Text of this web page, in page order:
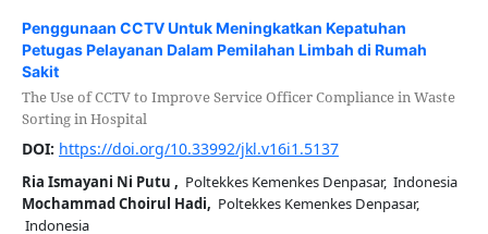
Penggunaan CCTV Untuk Meningkatkan Kepatuhan
Petugas Pelayanan Dalam Pemilahan Limbah di Rumah
Sakit
The Use of CCTV to Improve Service Officer Compliance in Waste
Sorting in Hospital
DOI: https://doi.org/10.33992/jkl.v16i1.5137
Ria Ismayani Ni Putu , Poltekkes Kemenkes Denpasar, Indonesia
Mochammad Choirul Hadi, Poltekkes Kemenkes Denpasar,
Indonesia